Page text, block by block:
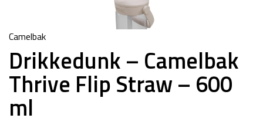
Camelbak
Drikkedunk – Camelbak
Thrive Flip Straw – 600
ml